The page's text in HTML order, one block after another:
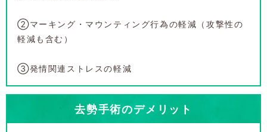
②マーキング・マウンティング行為の軽減（攻撃性の
軽減も含む）
③発情関連ストレスの軽減
去勢手術のデメリット